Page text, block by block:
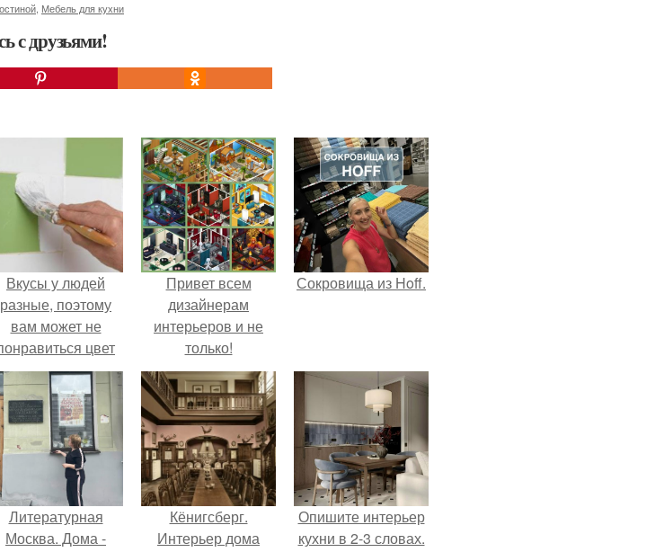
Мебель для кухни
с друзьями!
Вкусы у людей
разные, поэтому
вам может не
цвет
керамической
плитки, которая
вам от
прежних хозяев
квартиры.
Привет всем
дизайнерам
интерьеров и не
только!
Сокровища из Hoff.
Литературная
Москва. Дома -
Кёнигсберг.
Интерьер дома
Опишите интерьер
кухни в 2-3 словах.